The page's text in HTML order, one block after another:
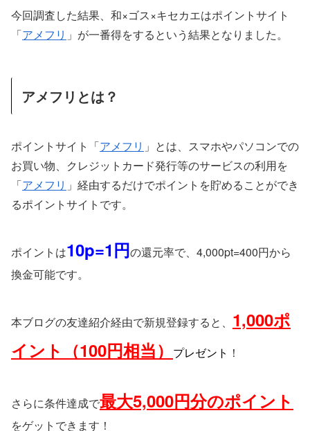
今回調査した結果、和×ゴス×キセカエはポイントサイト
「アメフリ 」が一番得をするという結果となりました。
アメフリとは？
ポイントサイト「アメフリ 」とは、スマホやパソコンでの
お買い物、クレジットカード発行等のサービスの利用を
「アメフリ 」経由するだけでポイントを貯めることができ
るポイントサイトです。
ポイントは10p=1円の還元率で、4,000pt=400円から
換金可能です。
本ブログの友達紹介経由で新規登録すると、 1,000ポ
イント（100円相当）
プレゼント ！
さらに条件達成で最大5,000円分のポイント
をゲットできます！